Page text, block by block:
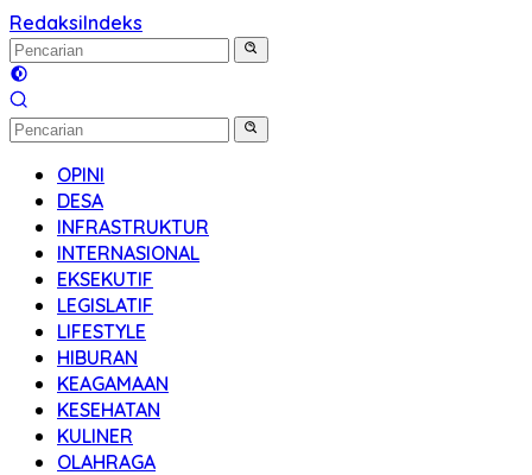
RedaksiIndeks
OPINI
DESA
INFRASTRUKTUR
INTERNASIONAL
EKSEKUTIF
LEGISLATIF
LIFESTYLE
HIBURAN
KEAGAMAAN
KESEHATAN
KULINER
OLAHRAGA